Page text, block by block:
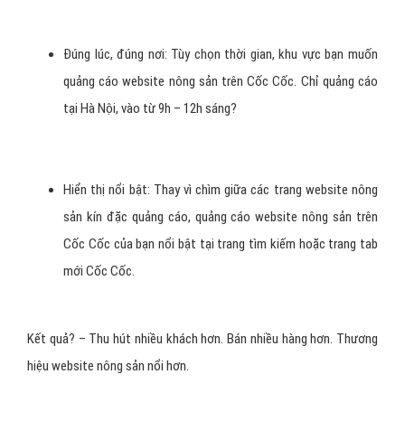
Đúng lúc, đúng nơi: Tùy chọn thời gian, khu vực bạn muốn
quảng cáo website nông sản trên Cốc Cốc. Chỉ quảng cáo
tại Hà Nội, vào từ 9h – 12h sáng?
Hiển thị nổi bật: Thay vì chìm giữa các trang website nông
sản kín đặc quảng cáo, quảng cáo website nông sản trên
Cốc Cốc của bạn nổi bật tại trang tìm kiếm hoặc trang tab
mới Cốc Cốc.
Kết quả? – Thu hút nhiều khách hơn. Bán nhiều hàng hơn. Thương
hiệu website nông sản nổi hơn.